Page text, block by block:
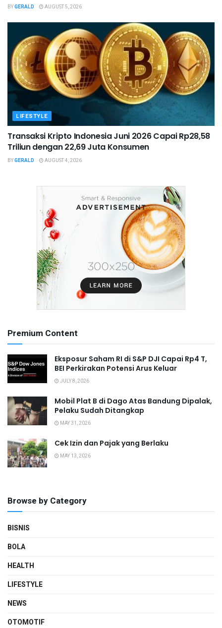
BYGERALD AUGUST 5, 2026
LIFESTYLE
Transaksi Kripto Indonesia Juni 2026 Capai Rp28,58
Triliun dengan 22,69 Juta Konsumen
BYGERALD AUGUST 4, 2026
Premium Content
Eksposur Saham RI di S&P DJI Capai Rp4 T,
BEI Perkirakan Potensi Arus Keluar
JULY 8, 2026
Mobil Plat B di Dago Atas Bandung Dipalak,
Pelaku Sudah Ditangkap
MAY 31, 2026
Cek Izin dan Pajak yang Berlaku
MAY 13, 2026
Browse by Category
BISNIS
BOLA
HEALTH
LIFESTYLE
NEWS
OTOMOTIF